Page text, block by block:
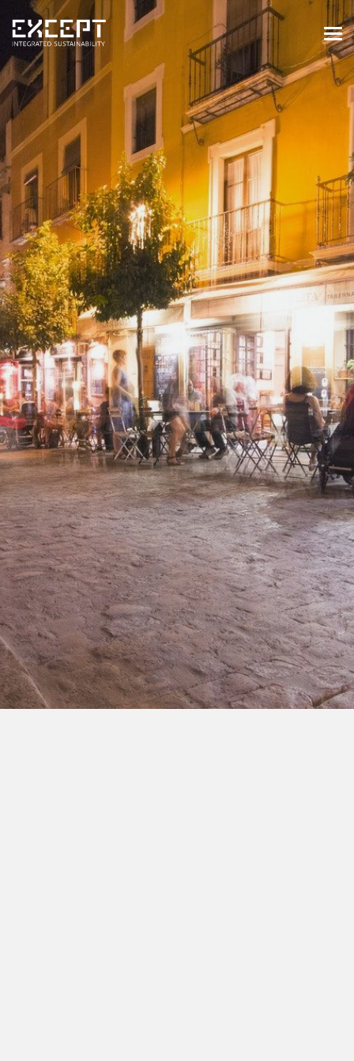
HOME
DIENSTEN
DIENSTEN OVERZICHT
GEBOUWDE & NATUURLIJKE
ORGANISATIES & INDUSTRIE
TRAININGEN & WORKSHOPS
PROJECTEN
KENNISBANK
OVER ONS
OVER ONS
ONZE AANPAK
WERKEN BIJ EXCEPT
NIEUWS & EVENEMENTEN
ONS TEAM
ENGLISH CONTACT